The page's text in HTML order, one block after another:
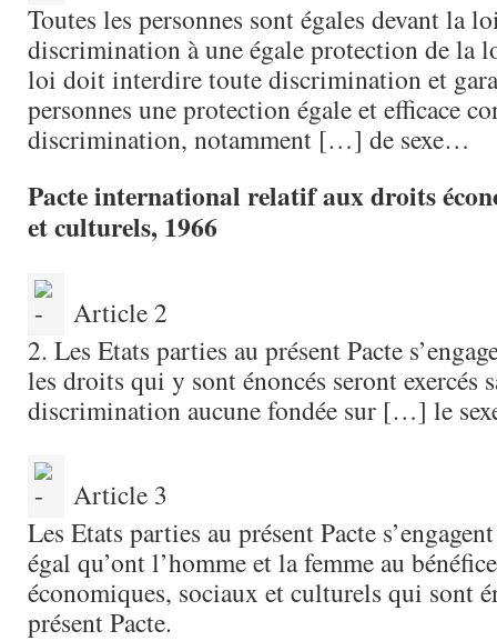
Toutes les personnes sont égales devant la
discrimination à une égale protection de la
loi doit interdire toute discrimination et
personnes une protection égale et efficace
discrimination, notamment […] de sexe…
Pacte international relatif aux droits
et culturels, 1966
Article 2
2. Les Etats parties au présent Pacte
les droits qui y sont énoncés seront exercés
discrimination aucune fondée sur […] le
Article 3
Les Etats parties au présent Pacte
égal qu’ont l’homme et la femme au
économiques, sociaux et culturels qui sont
présent Pacte.